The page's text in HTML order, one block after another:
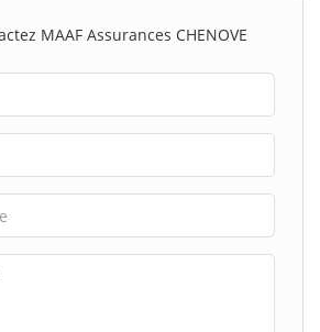
MAAF Assurances CHENOVE